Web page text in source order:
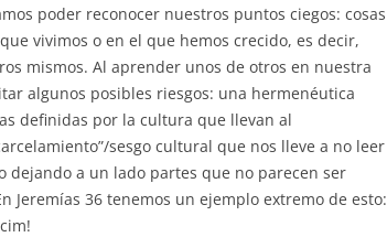
poder reconocer nuestros puntos ciegos: cosas
vivimos o en el que hemos crecido, es decir,
mismos. Al aprender unos de otros en nuestra
algunos posibles riesgos: una hermenéutica
definidas por la cultura que llevan al
sesgo cultural que nos lleve a no leer
dejando a un lado partes que no parecen ser
Jeremías 36 tenemos un ejemplo extremo de esto: